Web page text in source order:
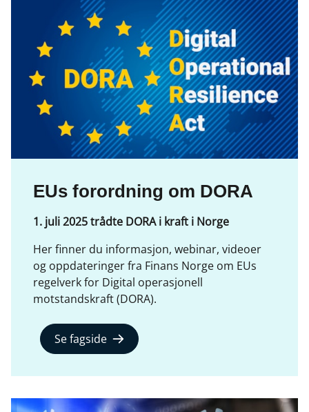
EUs forordning om DORA
1. juli 2025 trådte DORA i kraft i Norge
Her finner du informasjon, webinar, videoer
og oppdateringer fra Finans Norge om EUs
regelverk for Digital operasjonell
motstandskraft (DORA).
Se fagside